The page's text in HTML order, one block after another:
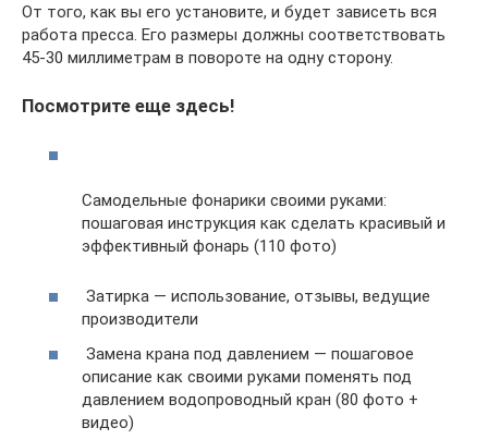
От того, как вы его установите, и будет зависеть вся
работа пресса. Его размеры должны соответствовать
45-30 миллиметрам в повороте на одну сторону.
Посмотрите еще здесь!
Самодельные фонарики своими руками:
пошаговая инструкция как сделать красивый и
эффективный фонарь (110 фото)
Затирка — использование, отзывы, ведущие
производители
Замена крана под давлением — пошаговое
описание как своими руками поменять под
давлением водопроводный кран (80 фото +
видео)